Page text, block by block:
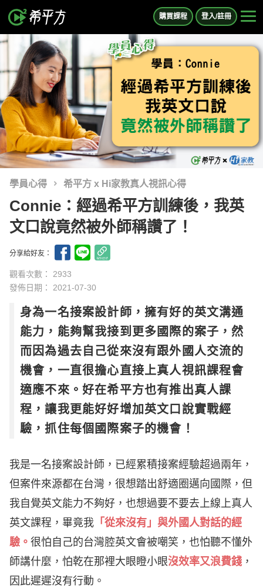
購買課程 登入/註冊
學員心得 希平方 x Hi家教真人視訊心得
Connie：經過希平方訓練後，我英
文口說竟然被外師稱讚了！
分享給好友：
觀看次數： 2933
發佈日期： 2021-07-30
身為一名接案設計師，擁有好的英文溝通
能力，能夠幫我接到更多國際的案子，然
而因為過去自己從來沒有跟外國人交流的
機會，一直很擔心直接上真人視訊課程會
適應不來。好在希平方也有推出真人課
程，讓我更能好好增加英文口說實戰經
驗，抓住每個國際案子的機會！
我是一名接案設計師，已經累積接案經驗超過兩年，
但案件來源都在台灣，很想踏出舒適圈邁向國際，但
我自覺英文能力不夠好，也想過要不要去上線上真人
英文課程，畢竟我 「從來沒有」與外國人對話的經
驗。 很怕自己的台灣腔英文會被嘲笑，也怕聽不懂外
師講什麼，怕乾在那裡大眼瞪小眼沒效率又浪費錢 ，
因此遲遲沒有行動。